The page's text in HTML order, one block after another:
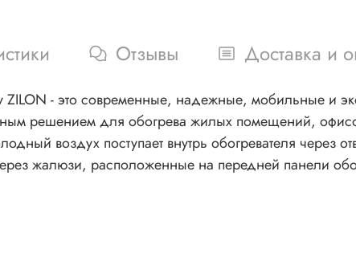
Отзывы Доставка и
ZILON - это современные, надежные, мобильные и
решением для обогрева жилых помещений,
воздух поступает внутрь обогревателя через
жалюзи, расположенные на передней панели